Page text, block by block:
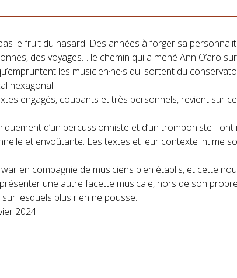
le fruit du hasard. Des années à forger sa
des voyages… le chemin qui a mené Ann O’aro
les musicien·ne·s qui sortent du
hexagonal.
engagés, coupants et très personnels, revient sur
d’un percussionniste et d’un tromboniste -
et envoûtante. Les textes et leur contexte intime
en compagnie de musiciens bien établis, et cette
une autre facette musicale, hors de son
lesquels plus rien ne pousse.
2024